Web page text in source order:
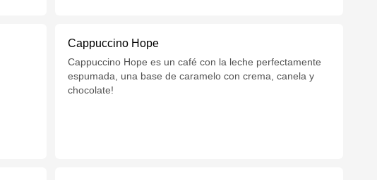
Cappuccino Hope
Cappuccino Hope es un café con la leche perfectamente
espumada, una base de caramelo con crema, canela y
chocolate!